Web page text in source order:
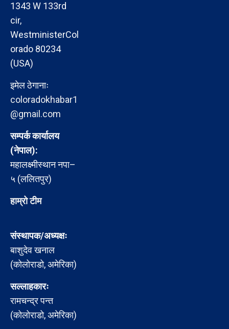
1343 W 133rd
cir,
WestministerCol
orado 80234
(USA)
इमेल ठेगानाः
coloradokhabar1
@gmail.com
सम्पर्क कार्यालय
(नेपाल):
महालक्ष्मीस्थान नपा–
५ (ललितपुर)
हाम्रो टीम
संस्थापक/अध्यक्षः
बाशुदेव खनाल
(कोलोराडो, अमेरिका)
सल्लाहकारः
रामचन्द्र पन्त
(कोलोराडो, अमेरिका)